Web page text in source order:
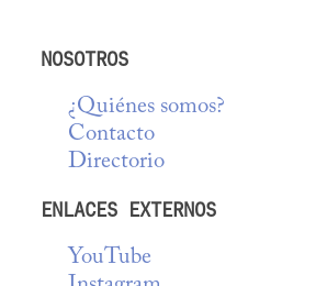
NOSOTROS
¿Quiénes somos?
Contacto
Directorio
ENLACES EXTERNOS
YouTube